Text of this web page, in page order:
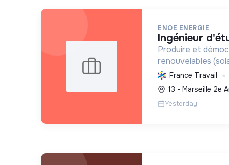
ENOE ENERGIE
ingénieur
Produire et
renouvelables
transition
et en valorisant
France Travail
13 - Marseille 2e
Yesterday